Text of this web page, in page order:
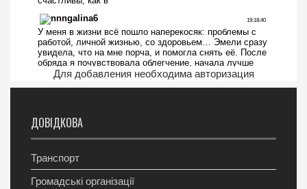
Для добавления необходима авторизация
ДОВІДКОВА
Транспорт
Громадські організації